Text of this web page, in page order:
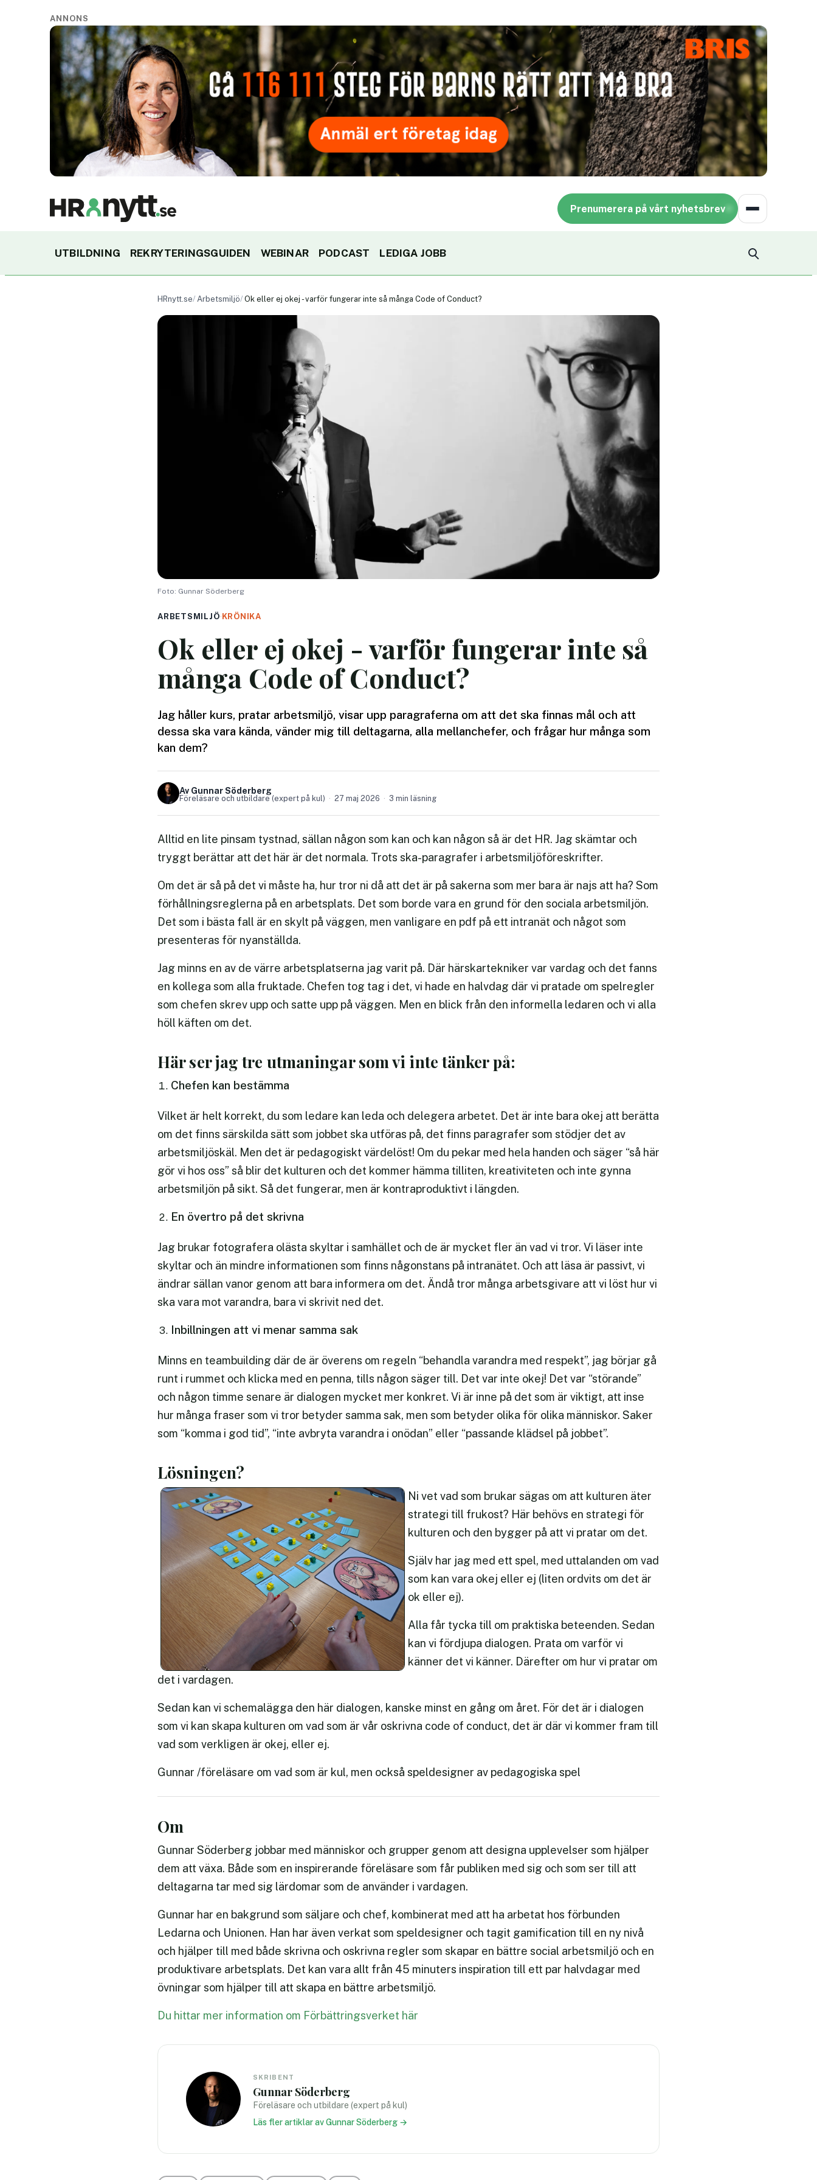
ANNONS
Prenumerera på vårt nyhetsbrev
UTBILDNING REKRYTERINGSGUIDEN WEBINAR PODCAST LEDIGA JOBB
HRnytt.se Arbetsmiljö Ok eller ej okej - varför fungerar inte så många Code of Conduct?
Foto: Gunnar Söderberg
ARBETSMILJÖ· KRÖNIKA
Ok eller ej okej - varför fungerar inte så
många Code of Conduct?
Jag håller kurs, pratar arbetsmiljö, visar upp paragraferna om att det ska finnas mål och att
dessa ska vara kända, vänder mig till deltagarna, alla mellanchefer, och frågar hur många som
kan dem?
Av Gunnar Söderberg
Föreläsare och utbildare (expert på kul) 27 maj 2026 3 min läsning
Alltid en lite pinsam tystnad, sällan någon som kan och kan någon så är det HR. Jag skämtar och
tryggt berättar att det här är det normala. Trots ska-paragrafer i arbetsmiljöföreskrifter.
Om det är så på det vi måste ha, hur tror ni då att det är på sakerna som mer bara är najs att ha? Som
förhållningsreglerna på en arbetsplats. Det som borde vara en grund för den sociala arbetsmiljön.
Det som i bästa fall är en skylt på väggen, men vanligare en pdf på ett intranät och något som
presenteras för nyanställda.
Jag minns en av de värre arbetsplatserna jag varit på. Där härskartekniker var vardag och det fanns
en kollega som alla fruktade. Chefen tog tag i det, vi hade en halvdag där vi pratade om spelregler
som chefen skrev upp och satte upp på väggen. Men en blick från den informella ledaren och vi alla
höll käften om det.
Här ser jag tre utmaningar som vi inte tänker på:
Chefen kan bestämma
Vilket är helt korrekt, du som ledare kan leda och delegera arbetet. Det är inte bara okej att berätta
om det finns särskilda sätt som jobbet ska utföras på, det finns paragrafer som stödjer det av
arbetsmiljöskäl. Men det är pedagogiskt värdelöst! Om du pekar med hela handen och säger “så här
gör vi hos oss” så blir det kulturen och det kommer hämma tilliten, kreativiteten och inte gynna
arbetsmiljön på sikt. Så det fungerar, men är kontraproduktivt i längden.
En övertro på det skrivna
Jag brukar fotografera olästa skyltar i samhället och de är mycket fler än vad vi tror. Vi läser inte
skyltar och än mindre informationen som finns någonstans på intranätet. Och att läsa är passivt, vi
ändrar sällan vanor genom att bara informera om det. Ändå tror många arbetsgivare att vi löst hur vi
ska vara mot varandra, bara vi skrivit ned det.
Inbillningen att vi menar samma sak
Minns en teambuilding där de är överens om regeln “behandla varandra med respekt”, jag börjar gå
runt i rummet och klicka med en penna, tills någon säger till. Det var inte okej! Det var “störande”
och någon timme senare är dialogen mycket mer konkret. Vi är inne på det som är viktigt, att inse
hur många fraser som vi tror betyder samma sak, men som betyder olika för olika människor. Saker
som “komma i god tid”, “inte avbryta varandra i onödan” eller “passande klädsel på jobbet”.
Lösningen?
Ni vet vad som brukar sägas om att kulturen äter
strategi till frukost? Här behövs en strategi för
kulturen och den bygger på att vi pratar om det.
Själv har jag med ett spel, med uttalanden om vad
som kan vara okej eller ej (liten ordvits om det är
ok eller ej).
Alla får tycka till om praktiska beteenden. Sedan
kan vi fördjupa dialogen. Prata om varför vi
känner det vi känner. Därefter om hur vi pratar om
det i vardagen.
Sedan kan vi schemalägga den här dialogen, kanske minst en gång om året. För det är i dialogen
som vi kan skapa kulturen om vad som är vår oskrivna code of conduct, det är där vi kommer fram till
vad som verkligen är okej, eller ej.
Gunnar /föreläsare om vad som är kul, men också speldesigner av pedagogiska spel
Om
Gunnar Söderberg jobbar med människor och grupper genom att designa upplevelser som hjälper
dem att växa. Både som en inspirerande föreläsare som får publiken med sig och som ser till att
deltagarna tar med sig lärdomar som de använder i vardagen.
Gunnar har en bakgrund som säljare och chef, kombinerat med att ha arbetat hos förbunden
Ledarna och Unionen. Han har även verkat som speldesigner och tagit gamification till en ny nivå
och hjälper till med både skrivna och oskrivna regler som skapar en bättre social arbetsmiljö och en
produktivare arbetsplats. Det kan vara allt från 45 minuters inspiration till ett par halvdagar med
övningar som hjälper till att skapa en bättre arbetsmiljö.
Du hittar mer information om Förbättringsverket här
SKRIBENT
Gunnar Söderberg
Föreläsare och utbildare (expert på kul)
Läs fler artiklar av Gunnar Söderberg →